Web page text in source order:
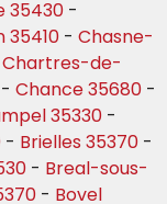
35430 -
35410 - Chasne-
Chartres-de-
- Chance 35680 -
35330 -
- Brielles 35370 -
- Breal-sous-
- Bovel